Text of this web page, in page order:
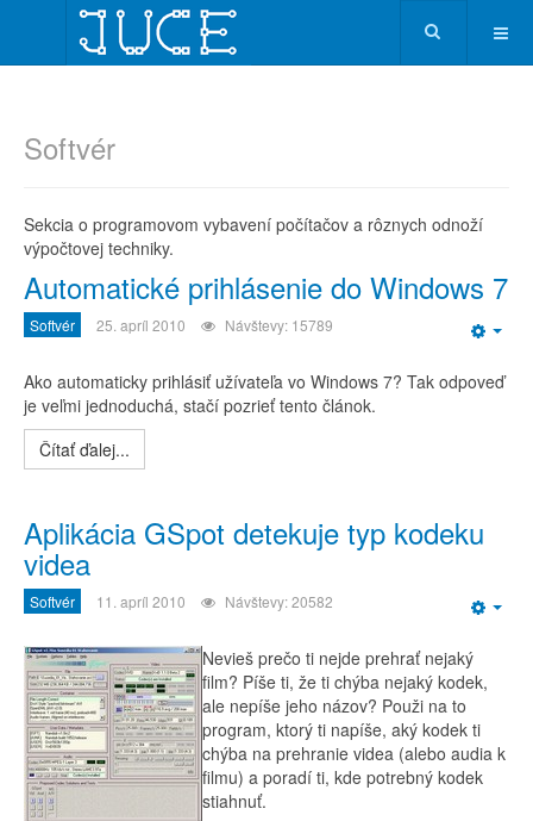
Softvér
Sekcia o programovom vybavení počítačov a rôznych odnoží
výpočtovej techniky.
Automatické prihlásenie do Windows 7
Softvér 25. apríl 2010 Návštevy: 15789
Ako automaticky prihlásiť užívateľa vo Windows 7? Tak odpoveď
je veľmi jednoduchá, stačí pozrieť tento článok.
Čítať ďalej...
Aplikácia GSpot detekuje typ kodeku
videa
Softvér 11. apríl 2010 Návštevy: 20582
Nevieš prečo ti nejde prehrať nejaký
film? Píše ti, že ti chýba nejaký kodek,
ale nepíše jeho názov? Použi na to
program, ktorý ti napíše, aký kodek ti
chýba na prehranie videa (alebo audia k
filmu) a poradí ti, kde potrebný kodek
stiahnuť.